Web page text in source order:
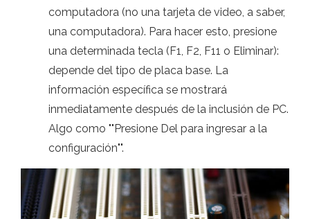
computadora (no una tarjeta de video, a saber,
una computadora). Para hacer esto, presione
una determinada tecla (F1, F2, F11 o Eliminar):
depende del tipo de placa base. La
información específica se mostrará
inmediatamente después de la inclusión de PC.
Algo como ""Presione Del para ingresar a la
configuración"".